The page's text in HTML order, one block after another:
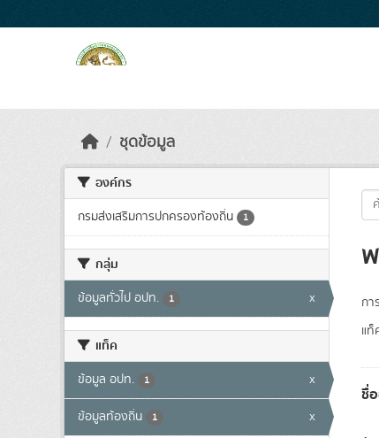
ชุดข้อมูล
องค์กร
กรมส่งเสริมการปกครองท้องถิ่น 1
กลุ่ม
ข้อมูลทั่วไป อปท. 1 x
แท็ค
ข้อมูล อปท. 1 x
ข้อมูลท้องถิ่น 1 x
กา
แท็
ชื่